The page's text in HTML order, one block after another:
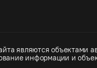
являются объектами
информации и